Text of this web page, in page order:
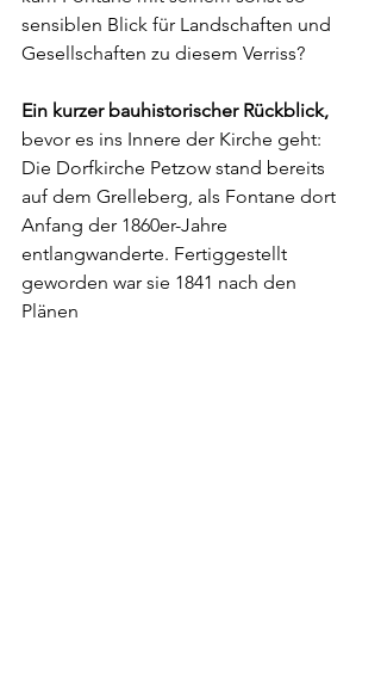
sensiblen Blick für Landschaften und
Gesellschaften zu diesem Verriss?
Ein kurzer bauhistorischer Rückblick,
bevor es ins Innere der Kirche geht:
Die Dorfkirche Petzow stand bereits
auf dem Grelleberg, als Fontane dort
Anfang der 1860er-Jahre
entlangwanderte. Fertiggestellt
geworden war sie 1841 nach den
Plänen